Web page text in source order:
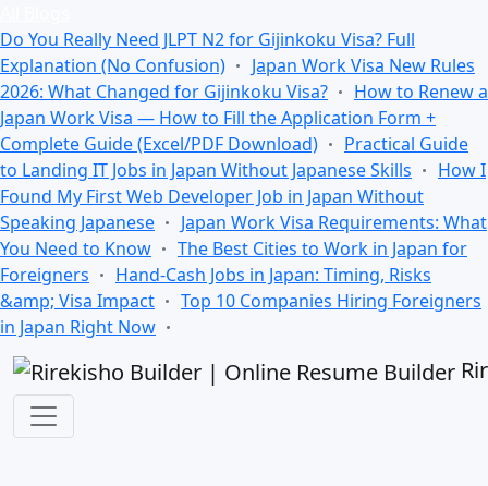
Do You Really Need JLPT N2 for Gijinkoku Visa? Full
Explanation (No Confusion)
Japan Work Visa New Rules
2026: What Changed for Gijinkoku Visa?
How to Renew a
Japan Work Visa — How to Fill the Application Form +
Complete Guide (Excel/PDF Download)
Practical Guide
to Landing IT Jobs in Japan Without Japanese Skills
How I
Found My First Web Developer Job in Japan Without
Speaking Japanese
Japan Work Visa Requirements: What
You Need to Know
The Best Cities to Work in Japan for
Foreigners
Hand-Cash Jobs in Japan: Timing, Risks
&amp; Visa Impact
Top 10 Companies Hiring Foreigners
in Japan Right Now